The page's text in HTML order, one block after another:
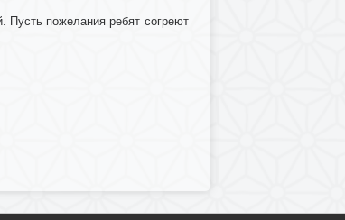
Пусть пожелания ребят согреют